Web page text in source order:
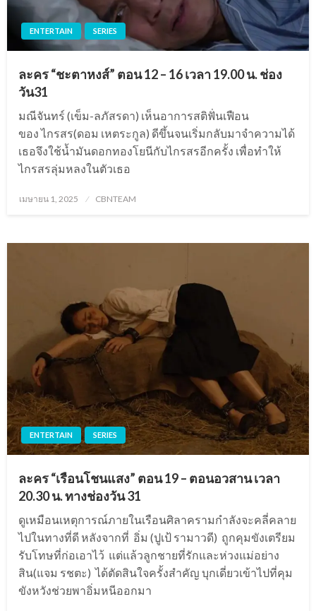
ENTERTAIN SERIES
ละคร “ชะตาหงส์” ตอน 12 – 16 เวลา 19.00 น. ช่อง
วัน31
มณีจันทร์ (เข็ม-ลภัสรดา) เห็นอาการสติฟั่นเฟือน
ของ ไกรสร(ดอม เหตระกูล) ดีขึ้นจนเริ่มกลับมาจำความได้
เธอจึงใช้น้ำมันดอกทองโยนีกับไกรสรอีกครั้ง เพื่อทำให้
ไกรสรลุ่มหลงในตัวเธอ
Posted
เมษายน 1, 2025 CBNTEAM
ENTERTAIN SERIES
ละคร “เรือนโชนแสง” ตอน 19 – ตอนอวสาน เวลา
20.30 น. ทางช่องวัน 31
ดูเหมือนเหตุการณ์ภายในเรือนศิลาครามกำลังจะคลี่คลาย
ไปในทางที่ดี หลังจากที่ อิ่ม (ปูเป้ รามาวดี) ถูกคุมขังเตรียม
รับโทษที่ก่อเอาไว้ แต่แล้วลูกชายที่รักและห่วงแม่อย่าง
สิน(แจม รชตะ) ได้ตัดสินใจครั้งสำคัญ บุกเดี่ยวเข้าไปที่คุม
ขังหวังช่วยพาอิ่มหนีออกมา